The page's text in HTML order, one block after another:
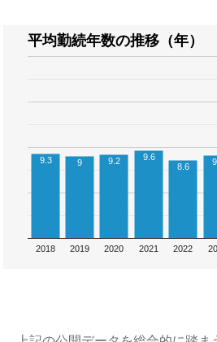
平均勤続年数の推移（年）
2018 2019 2020 2021 2022
9.3 9 9.2
9.6
8.6